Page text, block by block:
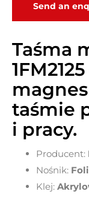
Send an
Taśma
taśmie
i pracy.
Producent:
Nośnik:
Klej: